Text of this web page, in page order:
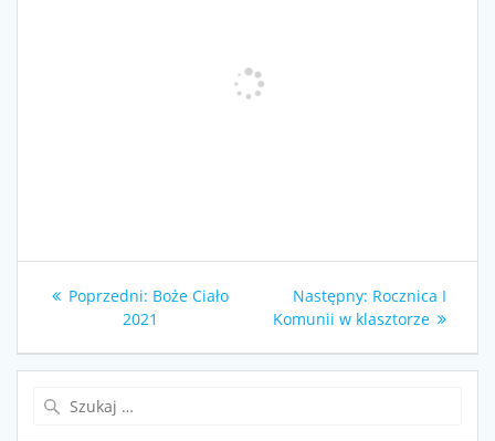
Nawigacja
wpisu
Poprzedni: Poprzedni
wpis:
Boże Ciało
2021
Następny: Następny
wpis:
Rocznica I
Komunii w klasztorze